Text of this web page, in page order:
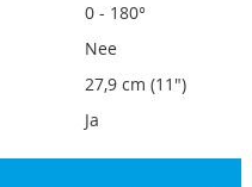
0 - 180°
Nee
27,9 cm (11")
Ja